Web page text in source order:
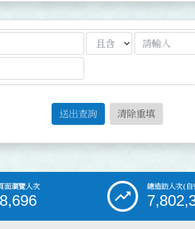
送出查詢 清除重填
面瀏覽人次 總造訪人次(自